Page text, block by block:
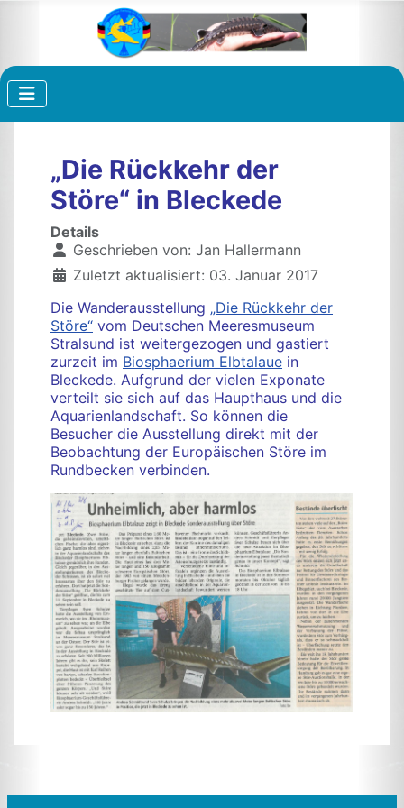
„Die Rückkehr der
Störe“ in Bleckede
Details
Geschrieben von: Jan Hallermann
Zuletzt aktualisiert: 03. Januar 2017
Die Wanderausstellung „Die Rückkehr der
Störe“ vom Deutschen Meeresmuseum
Stralsund ist weitergezogen und gastiert
zurzeit im Biosphaerium Elbtalaue in
Bleckede. Aufgrund der vielen Exponate
verteilt sie sich auf das Haupthaus und die
Aquarienlandschaft. So können die
Besucher die Ausstellung direkt mit der
Beobachtung der Europäischen Störe im
Rundbecken verbinden.